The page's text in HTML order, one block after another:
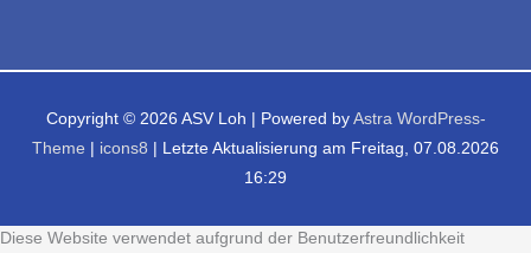
Copyright © 2026 ASV Loh | Powered by Astra WordPress-
Theme
icons8 | Letzte Aktualisierung am Freitag, 07.08.2026
16:29
Diese Website verwendet aufgrund der Benutzerfreundlichkeit